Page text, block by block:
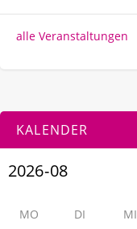
alle Veranstaltungen
KALENDER
MO DI MI